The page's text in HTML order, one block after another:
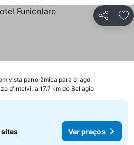
Partilhar
vista panorâmica para o lagoVer preços
d'Intelvi, a 17.7 km de Bellagio
sites Ver preços